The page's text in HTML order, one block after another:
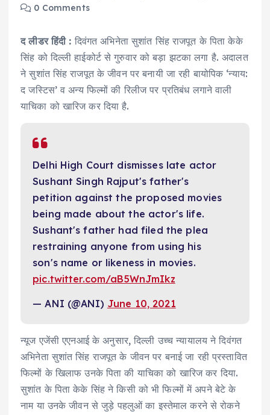
0 Comments
द लीडर हिंदी : दिवंगत अभिनेता सुशांत सिंह राजपूत के पिता केके
सिंह को दिल्ली हाईकोर्ट से गुरुवार को बड़ा झटका लगा है. अदालत
ने सुशांत सिंह राजपूत के जीवन पर बनायी जा रही बायोपिक ‘न्याय:
द जस्टिस’ व अन्य फिल्मों की रिलीज पर प्रतिबंध लगाने वाली
याचिका को खारिज कर दिया है.
Delhi High Court dismisses late actor
Sushant Singh Rajput's father's
petition against the proposed movies
being made about the actor's life.
Sushant's father had filed the plea
restraining anyone from using his
son's name or likeness in movies.
pic.twitter.com/aB5WnJmIkz
— ANI (@ANI) June 10, 2021
न्यूज एजेंसी एएनआई के अनुसार, दिल्ली उच्च न्यायालय ने दिवंगत
अभिनेता सुशांत सिंह राजपूत के जीवन पर बनाई जा रही प्रस्तावित
फिल्मों के खिलाफ उनके पिता की याचिका को खारिज कर दिया.
सुशांत के पिता केके सिंह ने किसी को भी फिल्मों में अपने बेटे के
नाम या उनके जीवन से जुड़े पहलुओं का इस्तेमाल करने से रोकने